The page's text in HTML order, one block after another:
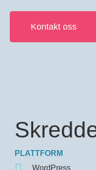
Kontakt oss
PLATTFORM
WordPress